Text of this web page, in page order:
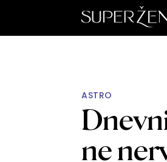
ASTRO
ne